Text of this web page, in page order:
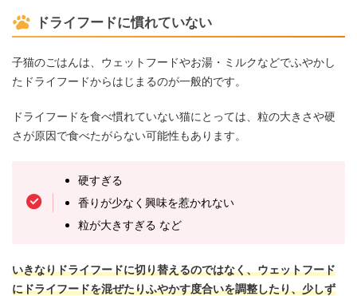
ドライフードに慣れていない
子猫のごはんは、ウェットフードやお湯・ミルクなどでふやかし
たドライフードからはじまるのが一般的です。
ドライフードを食べ慣れていない猫にとっては、粒の大きさや硬
さが原因で食べたがらない可能性もあります。
硬すぎる
香りが少なく興味を惹かれない
粒が大きすぎる など
いきなりドライフードに切り替えるのではなく、ウェットフード
にドライフードを混ぜたりふやかす度合いを調整したり、少しず